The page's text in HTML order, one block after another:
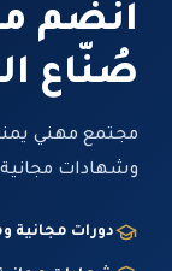
انضم
صُنّاع
مجتمع مهني
وشهادات مجانية
دورات مجانية